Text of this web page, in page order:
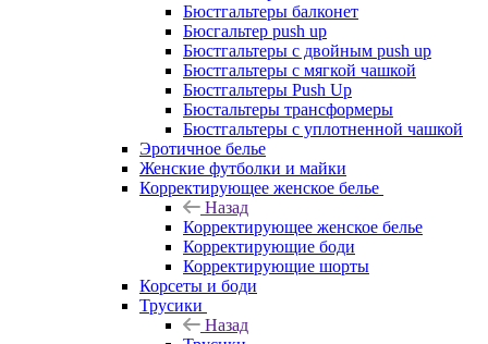
Бюстгальтеры балконет
Бюсгальтер push up
Бюстгальтеры с двойным push up
Бюстгальтеры с мягкой чашкой
Бюстгальтеры Push Up
Бюстальтеры трансформеры
Бюстгальтеры с уплотненной чашкой
Эротичное белье
Женские футболки и майки
Корректирующее женское белье
Назад
Корректирующее женское белье
Корректирующие боди
Корректирующие шорты
Корсеты и боди
Трусики
Назад